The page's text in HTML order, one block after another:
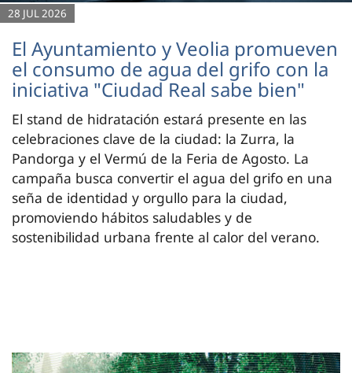
28 JUL 2026
El Ayuntamiento y Veolia promueven
el consumo de agua del grifo con la
iniciativa "Ciudad Real sabe bien"
El stand de hidratación estará presente en las
celebraciones clave de la ciudad: la Zurra, la
Pandorga y el Vermú de la Feria de Agosto. La
campaña busca convertir el agua del grifo en una
seña de identidad y orgullo para la ciudad,
promoviendo hábitos saludables y de
sostenibilidad urbana frente al calor del verano.